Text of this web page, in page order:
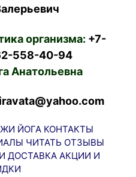
организма: +7-
558-40-94
Анатольевна
ЙОГА КОНТАКТЫ
ЧИТАТЬ ОТЗЫВЫ
ДОСТАВКА АКЦИИ И